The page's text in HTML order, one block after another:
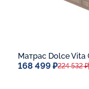
168 499 ₽224 532 ₽